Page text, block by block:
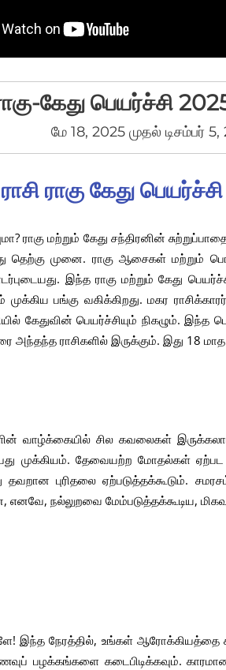
கேது பெயர்ச்சி
மே 18, 2025 முதல் டிசம்பர்
ராகு கேது
ராகு மற்றும் கேது சந்திரனின்
தெற்கு முனை. ராகு ஆசைகள் மற்றும்
இந்த ராகு மற்றும் கேது
முக்கிய பங்கு வகிக்கிறது. மகர
கேதுவின் பெயர்ச்சியும் நிகழும். இந்த
அந்தந்த ராசிகளில் இருக்கும். இது 18
வாழ்க்கையில் சில கவலைகள்
முக்கியம். தேவையற்ற மோதல்கள்
புரிதலை ஏற்படுத்தக்கூடும்.
எனவே, நல்லுறவை மேம்படுத்தக்கூடிய,
இந்த நேரத்தில், உங்கள் ஆரோக்கியத்தை
பழக்கங்களை கடைபிடிக்கவும்.